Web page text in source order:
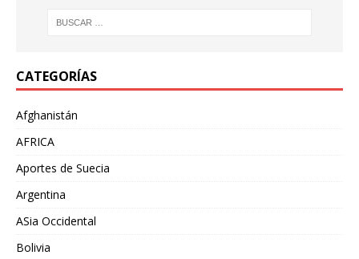
CATEGORÍAS
Afghanistán
AFRICA
Aportes de Suecia
Argentina
ASia Occidental
Bolivia